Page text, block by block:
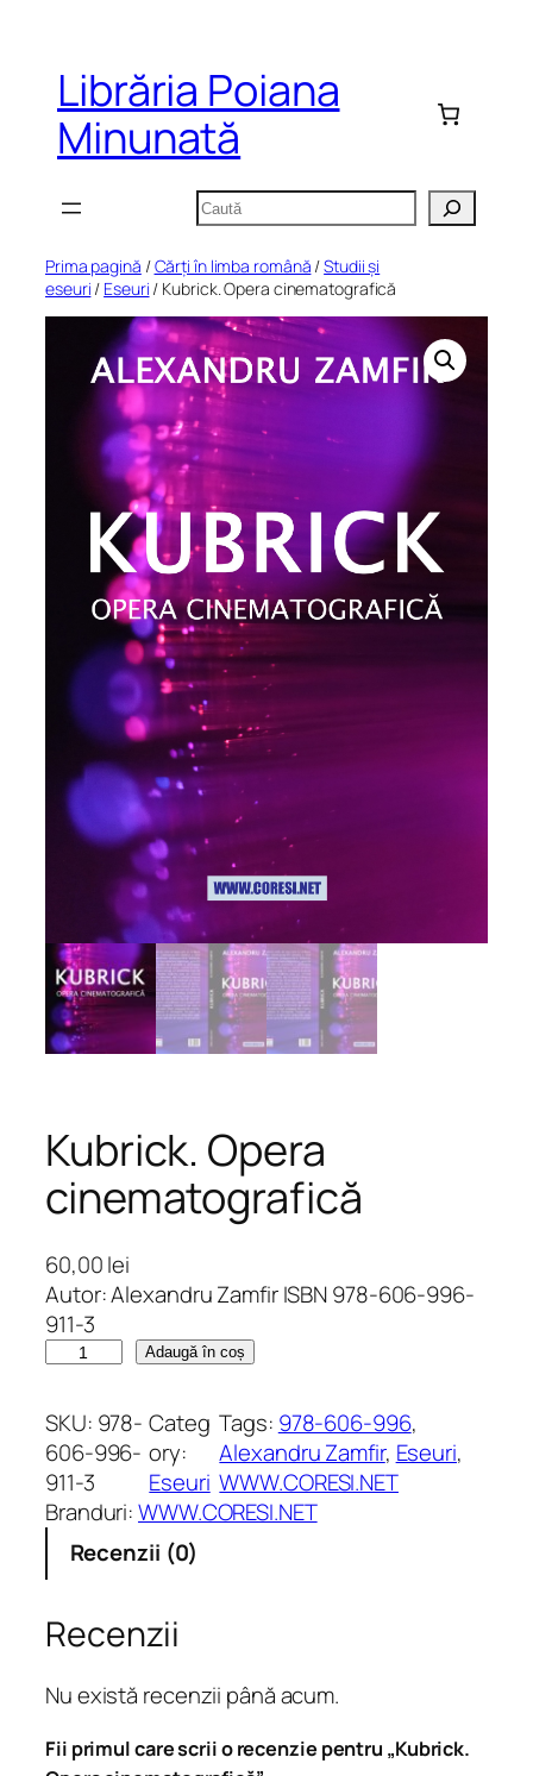
conținutLibrăria Poiana
Minunată
Caută
Prima pagină /Cărți în limba română /Studii și
eseuri / Eseuri / Kubrick. Opera cinematografică
Kubrick. Opera
cinematografică
60,00lei
Autor: Alexandru Zamfir ISBN 978-606-996-
911-3
n
t
i
t
a
K
u
b
r
i
c
Adaugă în coș
SKU: 978-
606-996-
911-3
Categ
ory:
Eseuri
Tags: 978-606-996
Alexandru Zamfir, Eseuri
WWW.CORESI.NET
Branduri:WWW.CORESI.NET
Recenzii (0)
Recenzii
Nu există recenzii până acum.
Fii primul care scrii o recenzie pentru „Kubrick.